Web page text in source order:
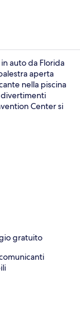
auto da Florida
aperta
nella piscina
Center si
gratuito